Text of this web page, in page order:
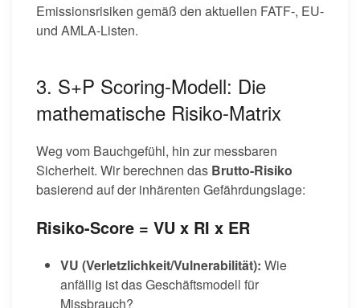
Emissionsrisiken gemäß den aktuellen FATF-, EU-
und AMLA-Listen.
3. S+P Scoring-Modell: Die
mathematische Risiko-Matrix
Weg vom Bauchgefühl, hin zur messbaren
Sicherheit. Wir berechnen das Brutto-Risiko
basierend auf der inhärenten Gefährdungslage:
Risiko-Score = VU x RI x ER
VU (Verletzlichkeit/Vulnerabilität): Wie
anfällig ist das Geschäftsmodell für
Missbrauch?